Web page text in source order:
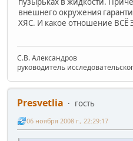
внешнего окружения
ХЯС. И какое отношение ВСЁ
С.В. Александров
руководитель
Presvetlia
гость
06 ноября 2008 г., 22:29:17